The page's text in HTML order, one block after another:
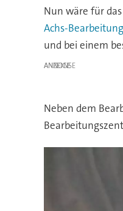
Nun wäre für
Achs-
und bei einem
ANZEIGE
Neben dem